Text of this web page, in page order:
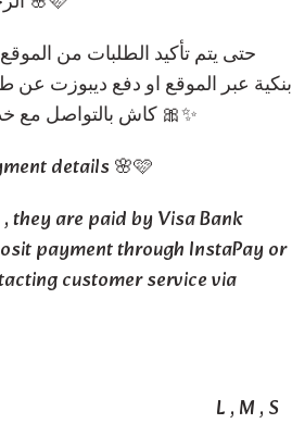
حتى يتم تأكيد الطلبات من
بنكية عبر الموقع او دفع ديبوزت عن
كاش بالتواصل مع خدمة العملاء عبر الواتساب 🎀✨
details 🌸🩷
they are paid by Visa Bank
payment through InstaPay or
customer service via
L,M,S